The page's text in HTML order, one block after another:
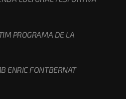
PROGRAMA DE LA
ENRIC FONTBERNAT